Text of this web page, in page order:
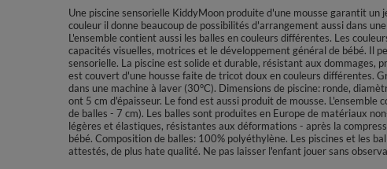
Une piscine sensorielle KiddyMoon produite d'une mousse garantit
couleur il donne beaucoup de possibilités d'arrangement aussi dans
L'ensemble contient aussi les balles en couleurs différentes. Les
capacités visuelles, motrices et le développement général de bébé. Il
sensorielle. La piscine est solide et durable, résistant aux dommages,
est couvert d'une housse faite de tricot doux en couleurs différentes.
dans une machine à laver (30°C). Dimensions de piscine: ronde,
ont 5 cm d'épaisseur. Le fond est aussi produit de mousse.
de balles - 7 cm). Les balles sont produites en Europe de matériaux
légères et élastiques, résistantes aux déformations - après la
bébé. Composition de balles: 100% polyéthylène. Les piscines et les
attestés, de plus hate qualité. Ne pas laisser l'enfant jouer sans